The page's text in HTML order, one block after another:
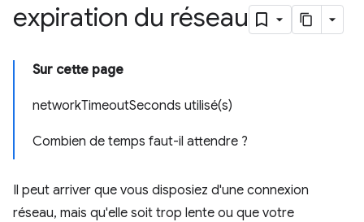
expiration du réseau
Sur cette page
networkTimeoutSeconds utilisé(s)
Combien de temps faut-il attendre ?
Il peut arriver que vous disposiez d'une connexion
réseau, mais qu'elle soit trop lente ou que votre